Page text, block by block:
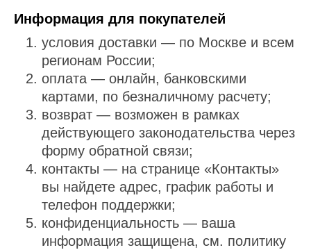
Информация для покупателей
условия доставки — по Москве и всем
регионам России;
оплата — онлайн, банковскими
картами, по безналичному расчету;
возврат — возможен в рамках
действующего законодательства через
форму обратной связи;
контакты — на странице «Контакты»
вы найдете адрес, график работы и
телефон поддержки;
конфиденциальность — ваша
информация защищена, см. политику